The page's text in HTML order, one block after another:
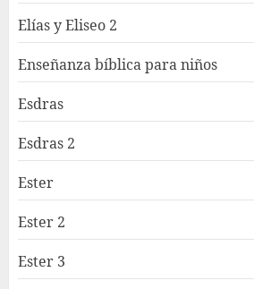
Elías y Eliseo 2
Enseñanza bíblica para niños
Esdras
Esdras 2
Ester
Ester 2
Ester 3